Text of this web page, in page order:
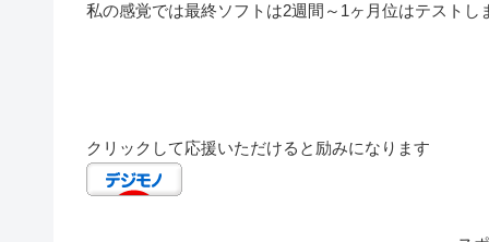
私の感覚では最終ソフトは2週間～1ヶ月位はテストし
クリックして応援いただけると励みになります